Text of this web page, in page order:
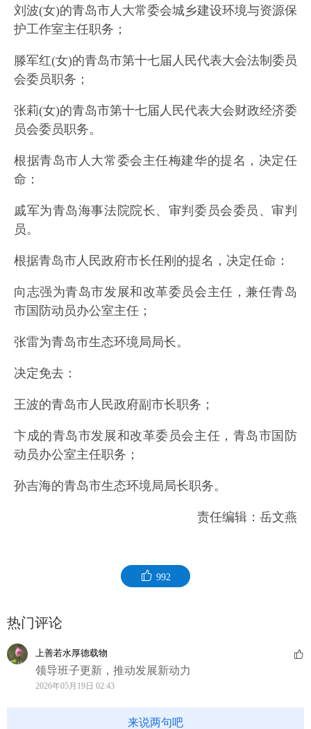
刘波(女)的青岛市人大常委会城乡建设环境与资源保
护工作室主任职务；
滕军红(女)的青岛市第十七届人民代表大会法制委员
会委员职务；
张莉(女)的青岛市第十七届人民代表大会财政经济委
员会委员职务。
根据青岛市人大常委会主任梅建华的提名，决定任
命：
戚军为青岛海事法院院长、审判委员会委员、审判
员。
根据青岛市人民政府市长任刚的提名，决定任命：
向志强为青岛市发展和改革委员会主任，兼任青岛
市国防动员办公室主任；
张雷为青岛市生态环境局局长。
决定免去：
王波的青岛市人民政府副市长职务；
卞成的青岛市发展和改革委员会主任，青岛市国防
动员办公室主任职务；
孙吉海的青岛市生态环境局局长职务。
责任编辑：岳文燕
992
热门评论
上善若水厚德载物
领导班子更新，推动发展新动力
2026年05月19日 02:43
来说两句吧